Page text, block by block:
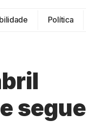
Política
segue